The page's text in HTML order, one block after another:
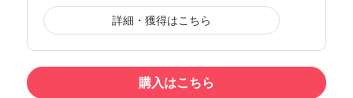
詳細・獲得はこちら
購入はこちら